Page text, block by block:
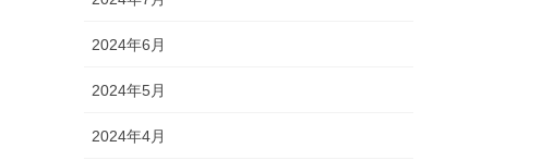
2024年6月
2024年5月
2024年4月